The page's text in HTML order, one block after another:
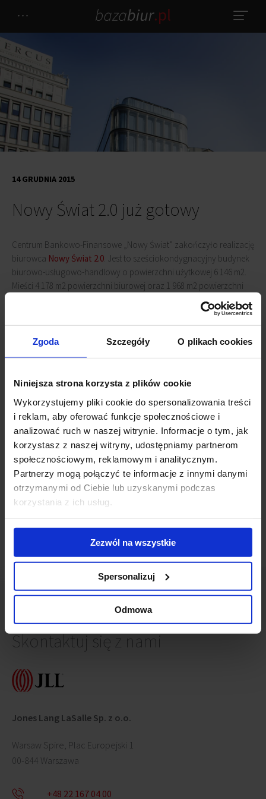
Zgoda Szczegóły O plikach cookies
Niniejsza strona korzysta z plików cookie
Wykorzystujemy pliki cookie do spersonalizowania treści
i reklam, aby oferować funkcje społecznościowe i
analizować ruch w naszej witrynie. Informacje o tym, jak
korzystasz z naszej witryny, udostępniamy partnerom
społecznościowym, reklamowym i analitycznym.
Partnerzy mogą połączyć te informacje z innymi danymi
otrzymanymi od Ciebie lub uzyskanymi podczas
korzystania z ich usług.
Zezwól na wszystkie
Spersonalizuj
Odmowa
Nowy Świat 2.0 już gotowy
14 GRUDNIA 2015
Centrum Bankowo-Finansowe „Nowy Świat” zakończyło realizację
biurowca Nowy Świat 2.0 . Jest to sześciokondygnacyjny budynek
biurowo-usługowo-handlowy o powierzchni użytkowej 6 146 m2.
Mieści 4 178 m2 powierzchni biurowej oraz 1 968 m2 powierzchni
znajduje się
Właściciel budynku zapewnia, że wynajęte zostało już 56%
powierzchni.
Powiązane newsy
Ekologiczny Nowy Świat 2.0(13 września 2017)
Przebudowa Centrum Bankowo-Finansowego(28
września 2015)
Trwa rozbudowa Centrum Bankowo-Finansowego
czerwca 2014)
Powstanie nowy biurowiec w centrum Warszawy
2013)
Skontaktuj się z nami
Jones Lang LaSalle Sp. z o.o.
Warsaw Spire, Plac Europejski 1
00-844 Warszawa
+48 22 167 04 00